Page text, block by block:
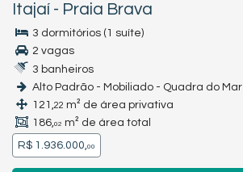
Itajaí - Praia Brava
3 dormitórios (1 suíte)
2 vagas
3 banheiros
Alto Padrão - Mobiliado - Quadra do Mar
121,22 m² de área privativa
186,02 m² de área total
R$ 1.936.000,00